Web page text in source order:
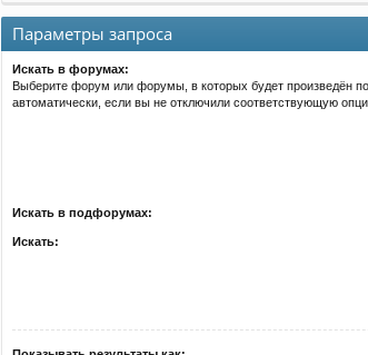
Параметры запроса
Искать в форумах:
Выберите форум или форумы, в которых будет произведён
автоматически, если вы не отключили соответствующую
Искать в подфорумах:
Искать: